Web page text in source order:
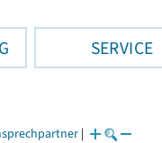
SERVICE
|